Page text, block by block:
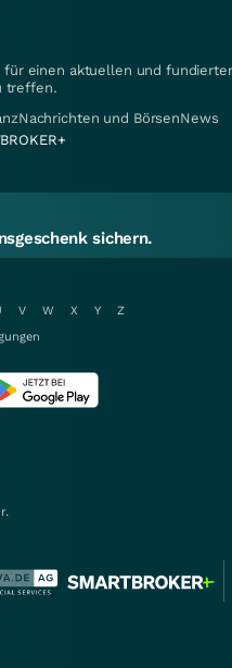
für einen aktuellen und
treffen.
und BörsenNews
sichern.
V W X Y
Z